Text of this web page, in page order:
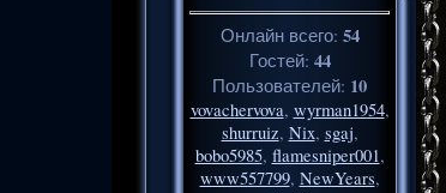
Онлайн всего: 54
Гостей: 44
Пользователей: 10
vovachervova, wyrman1954,
shurruiz, Nix, sgaj,
bobo5985, flamesniper001,
www557799, NewYears,